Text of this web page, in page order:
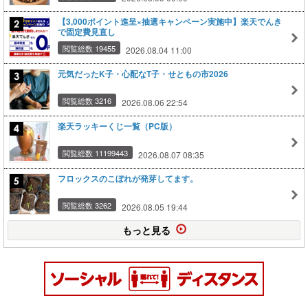
【3,000ポイント進呈×抽選キャンペーン実施中】楽天でんき
で固定費見直し
閲覧総数 19455 2026.08.04 11:00
元気だったK子・心配なT子・せともの市2026
閲覧総数 3216 2026.08.06 22:54
楽天ラッキーくじ一覧（PC版）
閲覧総数 11199443 2026.08.07 08:35
フロックスのこぼれが発芽してます。
閲覧総数 3262 2026.08.05 19:44
もっと見る